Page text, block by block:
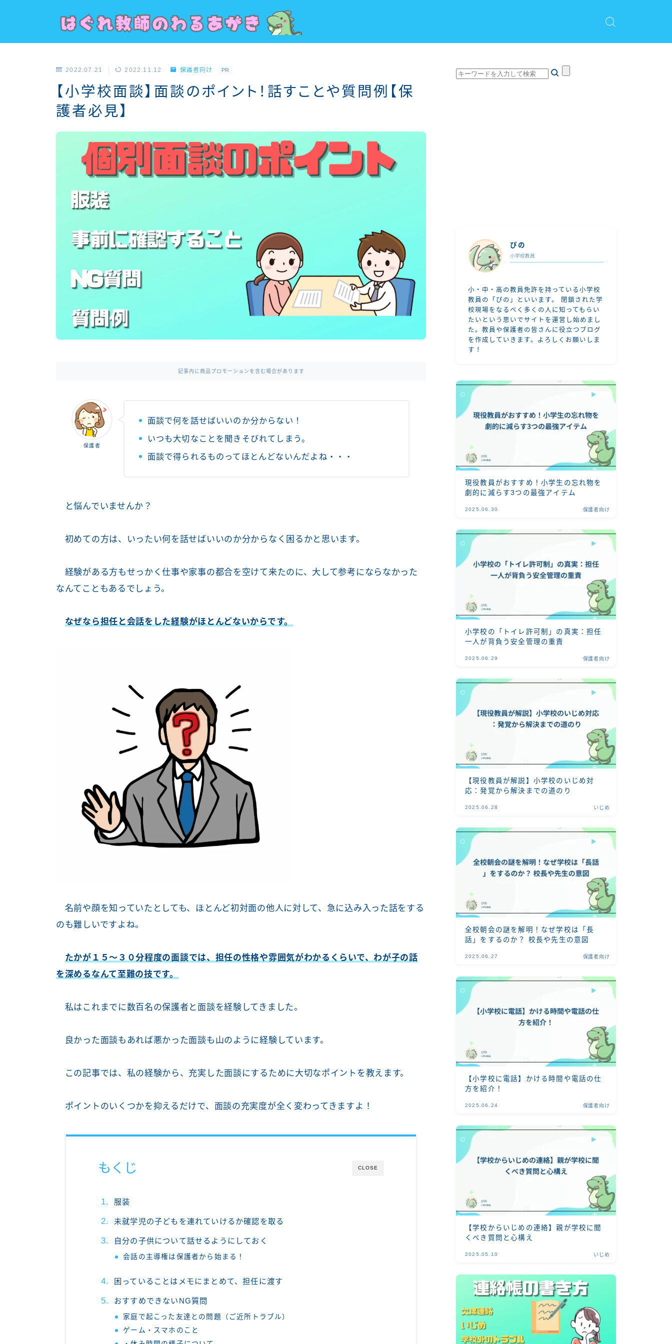
2022.07.21 2022.11.12 保護者向け PR
【小学校面談】面談のポイント！話すことや質問例【保
護者必見】
記事内に商品プロモーションを含む場合があります
保護者
面談で何を話せばいいのか分からない！
いつも大切なことを聞きそびれてしまう。
面談で得られるものってほとんどないんだよね・・・
と悩んでいませんか？
初めての方は、いったい何を話せばいいのか分からなく困るかと思います。
経験がある方もせっかく仕事や家事の都合を空けて来たのに、大して参考にならなかった
なんてこともあるでしょう。
なぜなら担任と会話をした経験がほとんどないからです。
名前や顔を知っていたとしても、ほとんど初対面の他人に対して、急に込み入った話をする
のも難しいですよね。
たかが１５～３０分程度の面談では、担任の性格や雰囲気がわかるくらいで、わが子の話
を深めるなんて至難の技です。
私はこれまでに数百名の保護者と面談を経験してきました。
良かった面談もあれば悪かった面談も山のように経験しています。
この記事では、私の経験から、充実した面談にするために大切なポイントを教えます。
ポイントのいくつかを抑えるだけで、面談の充実度が全く変わってきますよ！
CLOSE
もくじ
服装
未就学児の子どもを連れていけるか確認を取る
自分の子供について話せるようにしておく
会話の主導権は保護者から始まる！
困っていることはメモにまとめて、担任に渡す
おすすめできないNG質問
家庭で起こった友達との問題（ご近所トラブル）
ゲーム・スマホのこと
ぴの
小学校教員
小・中・高の教員免許を持っている小学校
教員の「ぴの」といいます。 閉鎖された学
校現場をなるべく多くの人に知ってもらい
たいという思いでサイトを運営し始めまし
た。教員や保護者の皆さんに役立つブログ
を作成していきます。よろしくお願いしま
す！
現役教員がおすすめ！小学生の忘れ物を
劇的に減らす3つの最強アイテム
2025.06.30 保護者向け
小学校の「トイレ許可制」の真実：担任
一人が背負う安全管理の重責
2025.06.29 保護者向け
【現役教員が解説】小学校のいじめ対
応：発覚から解決までの道のり
2025.06.28 いじめ
全校朝会の謎を解明！なぜ学校は「長
話」をするのか？ 校長や先生の意図
2025.06.27 保護者向け
【小学校に電話】かける時間や電話の仕
方を紹介！
2025.06.24 保護者向け
【学校からいじめの連絡】親が学校に聞
くべき質問と心構え
2025.05.10 いじめ